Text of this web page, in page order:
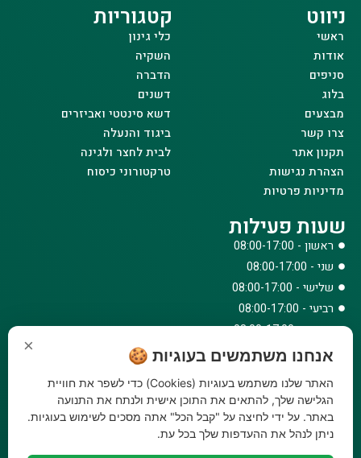
ניווט
ראשי
אודות
סניפים
בלוג
מבצעים
צרו קשר
תקנון אתר
הצהרת נגישות
מדיניות פרטיות
קטגוריות
כלי גינון
השקיה
הדברה
דשנים
דשא סינטטי ואביזרים
ביגוד והנעלה
לבית לחצר ולגינה
טרקטורוני כיסוח
שעות פעילות
ראשון - 08:00-17:00
שני - 08:00-17:00
שלישי - 08:00-17:00
רביעי - 08:00-17:00
חמישי - 08:00-17:00
שישי - 08:00-12:30
צרו קשר
073-779-6243
וואטסאפ
amirbair@amir-agricul.co.il
× אנחנו משתמשים בעוגיות 🍪
האתר שלנו משתמש בעוגיות (Cookies) כדי לשפר את חוויית
הגלישה שלך, להתאים את התוכן אישית ולנתח את התנועה
באתר. על ידי לחיצה על "קבל הכל" אתה מסכים לשימוש בעוגיות.
ניתן לנהל את ההעדפות שלך בכל עת.